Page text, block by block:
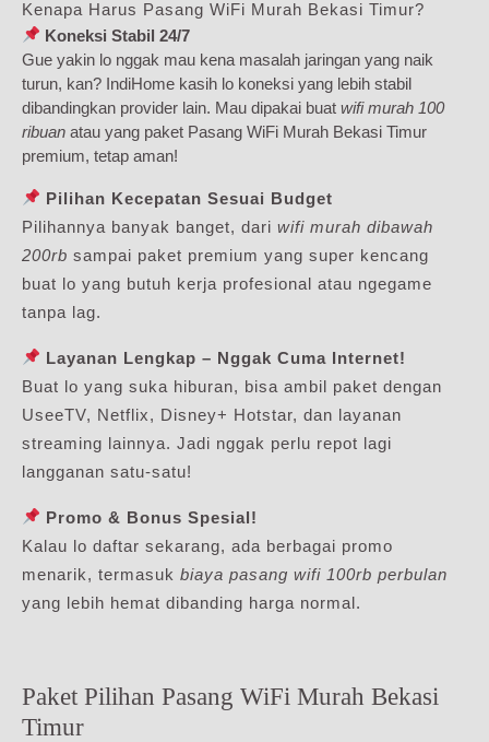
Kenapa Harus Pasang WiFi Murah Bekasi Timur?
Koneksi Stabil 24/7
Gue yakin lo nggak mau kena masalah jaringan yang naik
turun, kan? IndiHome kasih lo koneksi yang lebih stabil
dibandingkan provider lain. Mau dipakai buat wifi murah 100
ribuan atau yang paket Pasang WiFi Murah Bekasi Timur
premium, tetap aman!
Pilihan Kecepatan Sesuai Budget
Pilihannya banyak banget, dari wifi murah dibawah
200rb sampai paket premium yang super kencang
buat lo yang butuh kerja profesional atau ngegame
tanpa lag.
Layanan Lengkap – Nggak Cuma Internet!
Buat lo yang suka hiburan, bisa ambil paket dengan
UseeTV, Netflix, Disney+ Hotstar, dan layanan
streaming lainnya. Jadi nggak perlu repot lagi
langganan satu-satu!
Promo & Bonus Spesial!
Kalau lo daftar sekarang, ada berbagai promo
menarik, termasuk biaya pasang wifi 100rb perbulan
yang lebih hemat dibanding harga normal.
Paket Pilihan Pasang WiFi Murah Bekasi
Timur